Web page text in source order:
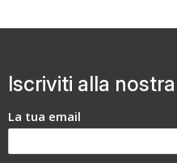
Iscriviti alla
La tua email